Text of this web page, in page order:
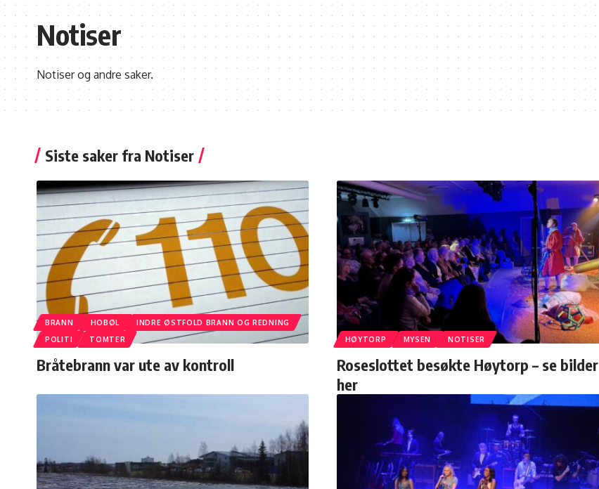
Notiser
Notiser og andre saker.
Siste saker fra Notiser
BRANN HOBØL
INDRE ØSTFOLD BRANN OG REDNING
POLITI
TOMTER
Bråtebrann var ute av kontroll
HØYTORP MYSEN NOTISER
Roseslottet besøkte Høytorp – se bilder
her